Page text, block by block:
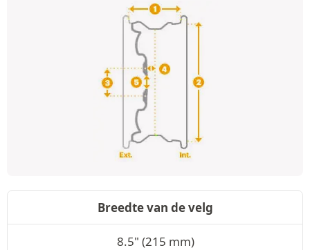
Breedte van de velg
8.5" (215 mm)